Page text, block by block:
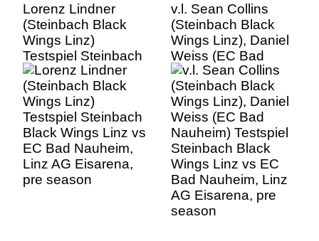
Lorenz Lindner
(Steinbach Black
Wings Linz)
Testspiel Steinbach
Black Wings Linz vs
EC Bad Nauheim,
Linz AG Eisarena,
pre season
v.l. Sean Collins
(Steinbach Black
Wings Linz), Daniel
Weiss (EC Bad
Nauheim) Testspiel
Steinbach Black
Wings Linz vs EC
Bad Nauheim, Linz
AG Eisarena, pre
season